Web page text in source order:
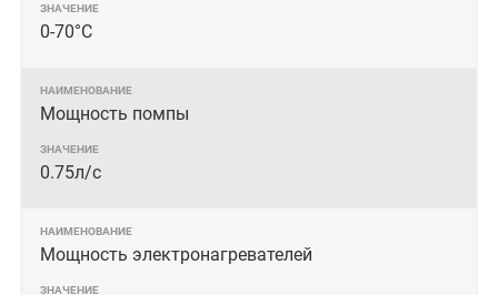
0-70°С
Мощность помпы
0.75л/с
Мощность электронагревателей